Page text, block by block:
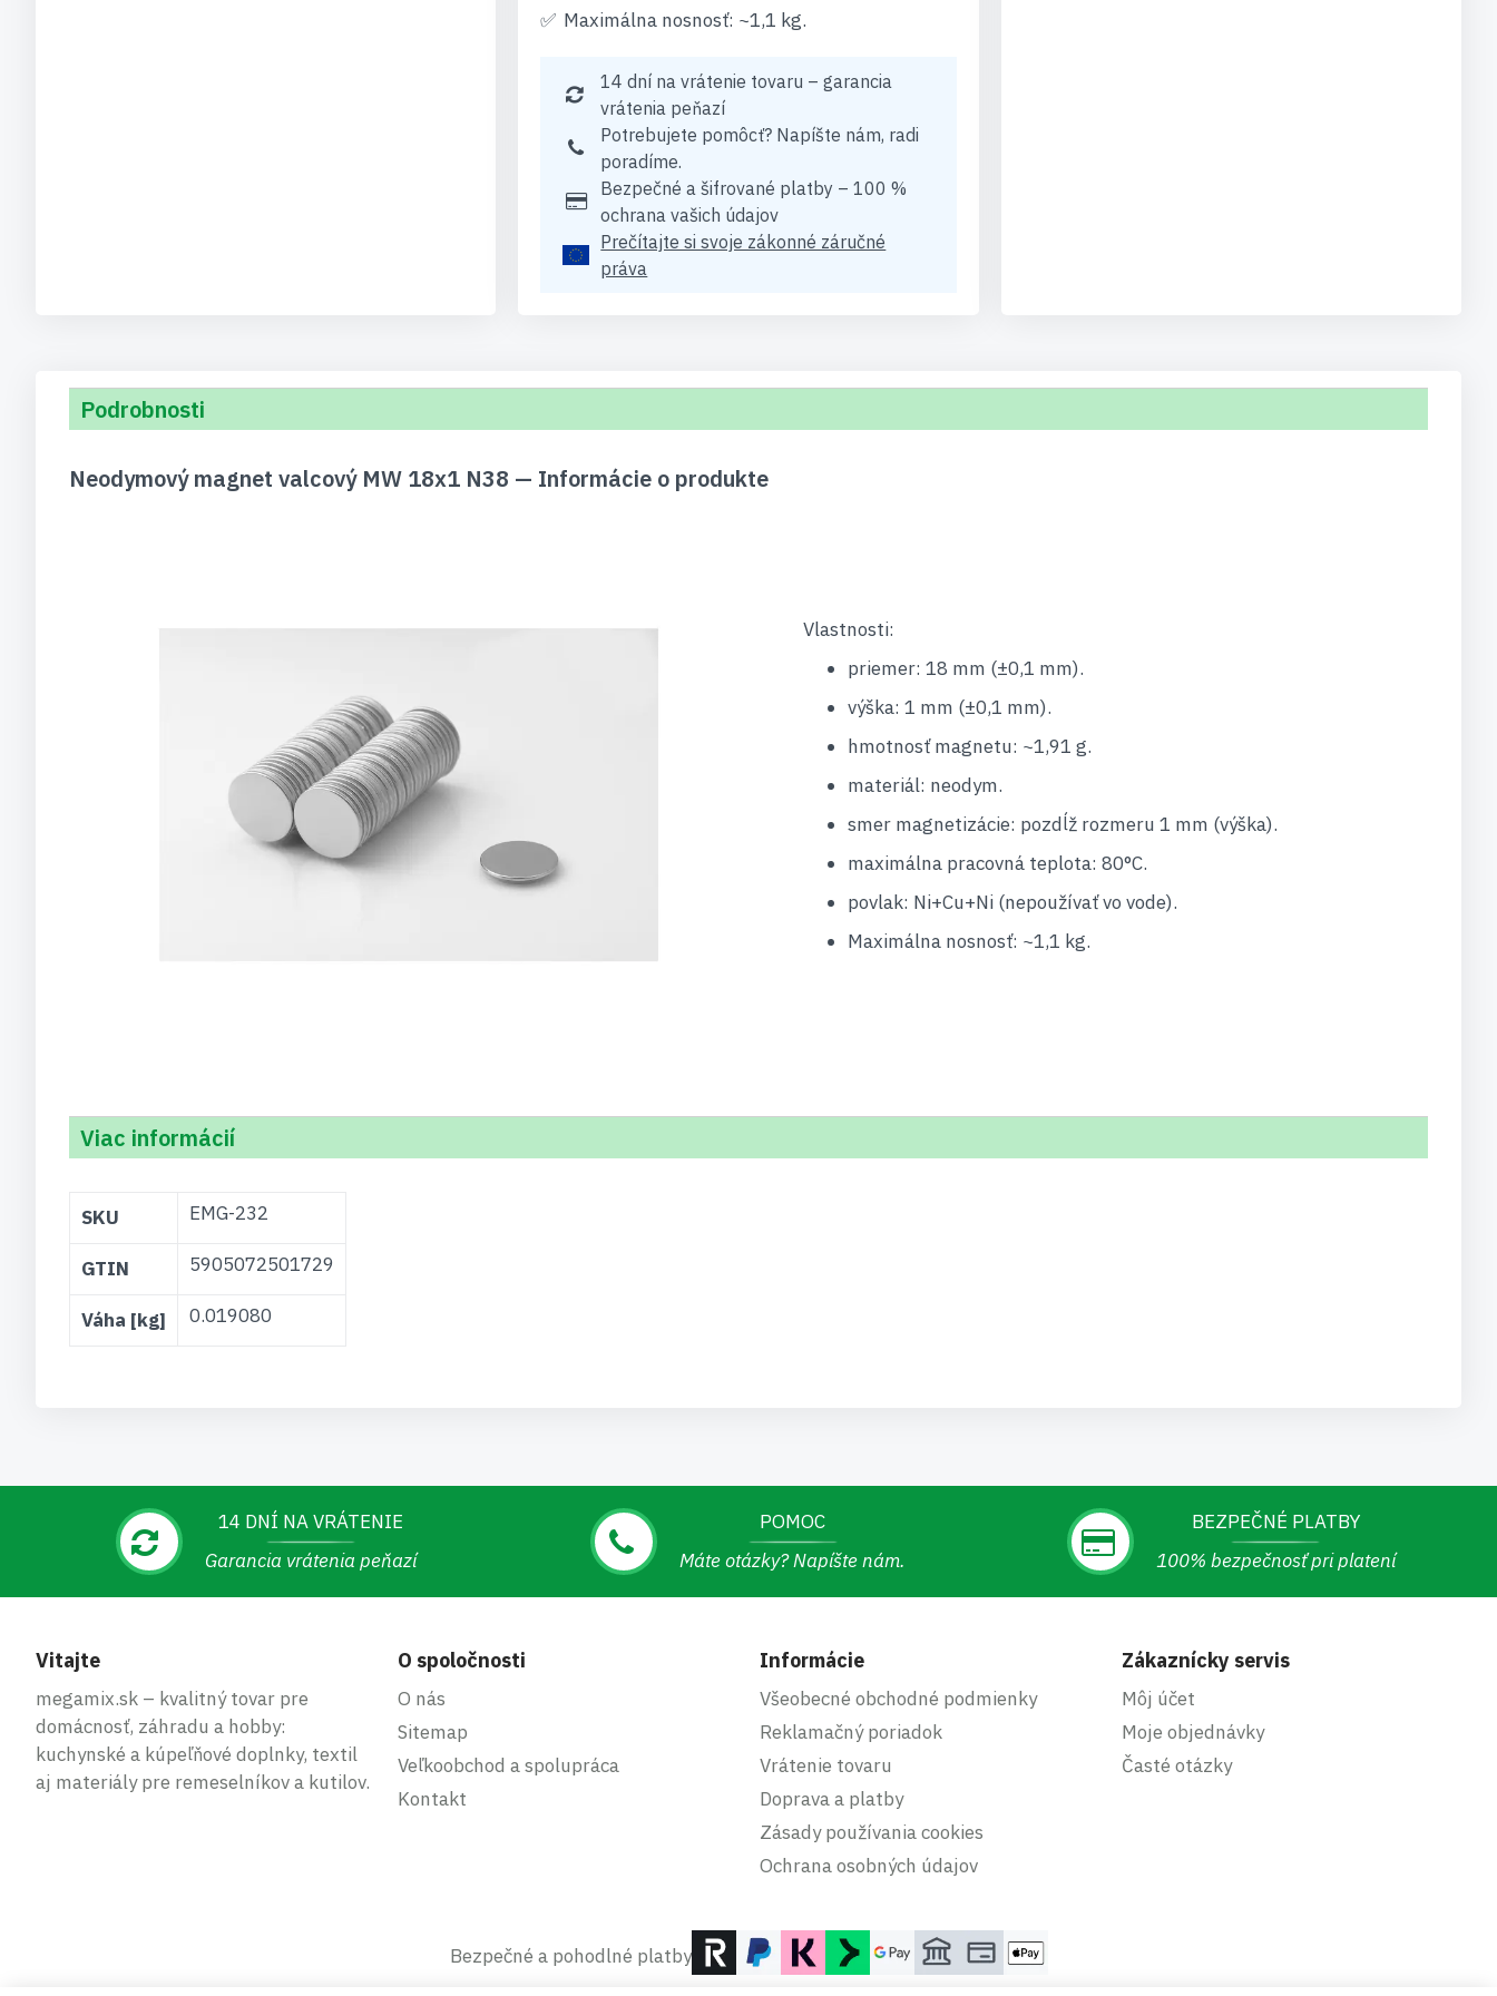
Maximálna nosnosť: ~1,1 kg.
14 dní na vrátenie tovaru – garancia
vrátenia peňazí
Potrebujete pomôcť? Napíšte nám, radi
poradíme.
Bezpečné a šifrované platby – 100 %
ochrana vašich údajov
Prečítajte si svoje zákonné záručné
práva
Podrobnosti
Neodymový magnet valcový MW 18x1 N38 — Informácie o produkte
Vlastnosti:
priemer: 18 mm (±0,1 mm).
výška: 1 mm (±0,1 mm).
hmotnosť magnetu: ~1,91 g.
materiál: neodym.
smer magnetizácie: pozdĺž rozmeru 1 mm (výška).
maximálna pracovná teplota: 80°C.
povlak: Ni+Cu+Ni (nepoužívať vo vode).
Maximálna nosnosť: ~1,1 kg.
Viac informácií
Viac
informácií
SKU EMG-232
GTIN 5905072501729
Váha [kg] 0.019080
14 DNÍ NA VRÁTENIE
Garancia vrátenia peňazí
POMOC
Máte otázky? Napíšte nám.
BEZPEČNÉ PLATBY
100% bezpečnosť pri platení
Vitajte
megamix.sk – kvalitný tovar pre
domácnosť, záhradu a hobby:
kuchynské a kúpeľňové doplnky, textil
aj materiály pre remeselníkov a kutilov.
O spoločnosti
O nás
Sitemap
Veľkoobchod a spolupráca
Kontakt
Informácie
Všeobecné obchodné podmienky
Reklamačný poriadok
Vrátenie tovaru
Doprava a platby
Zásady používania cookies
Ochrana osobných údajov
Zákaznícky servis
Môj účet
Moje objednávky
Časté otázky
Bezpečné a pohodlné platby